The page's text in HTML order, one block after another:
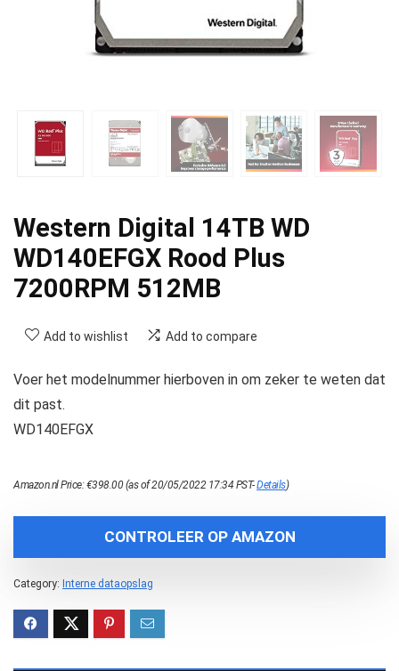
Western Digital 14TB WD
WD140EFGX Rood Plus
7200RPM 512MB
Add to wishlist Add to compare
Voer het modelnummer hierboven in om zeker te weten dat
dit past.
WD140EFGX
Amazon.nl Price:€398.00(as of 20/05/2022 17:34 PST-Details)
CONTROLEER OP AMAZON
Category: Interne dataopslag